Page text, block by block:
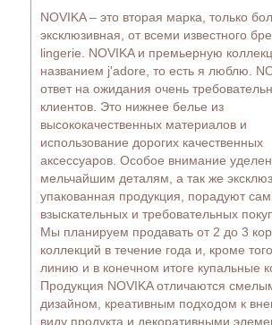
NOVIKA – это вторая марка, только
эксклюзивная, от всеми известного
lingerie. NOVIKA и премьерную
названием j'adore, то есть я люблю.
ответ на ожидания очень
клиентов. Это нижнее белье из
высококачественных материалов и
использование дорогих качественных
аксессуаров. Особое внимание
мельчайшим деталям, а так же
упакованная продукция, порадуют
взыскательных и требовательных
Мы планируем продавать от 2 до 3
коллекций в течение года и, кроме
линию и в конечном итоге купальные
Продукция NOVIKA отличаются
дизайном, креативным подходом к
виду продукта и декоративными